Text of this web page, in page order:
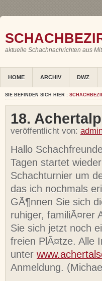
aktuelle Schachnachrichten aus
HOME ARCHIV DWZ
SIE BEFINDEN SICH HIER :
18.
veröffentlicht von:
Hallo
Tagen startet
Schachturnier um
das ich nochmals
GÃ¶nnen Sie sich
ruhiger, familiÃ¤rer
Sie sich jetzt noch
freien PlÃ¤tze. Alle
unter
Anmeldung.